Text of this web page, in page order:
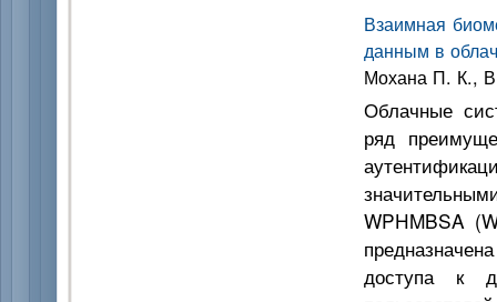
Взаимная
данным в
Мохана П. К.,
Облачные
ряд
WPHMBSA
доступа к